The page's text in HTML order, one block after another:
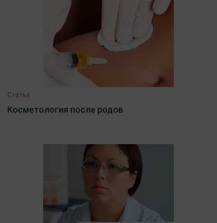
Статья
Косметология после родов